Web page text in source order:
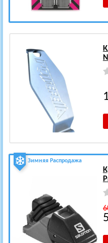
Зимняя Распродажа